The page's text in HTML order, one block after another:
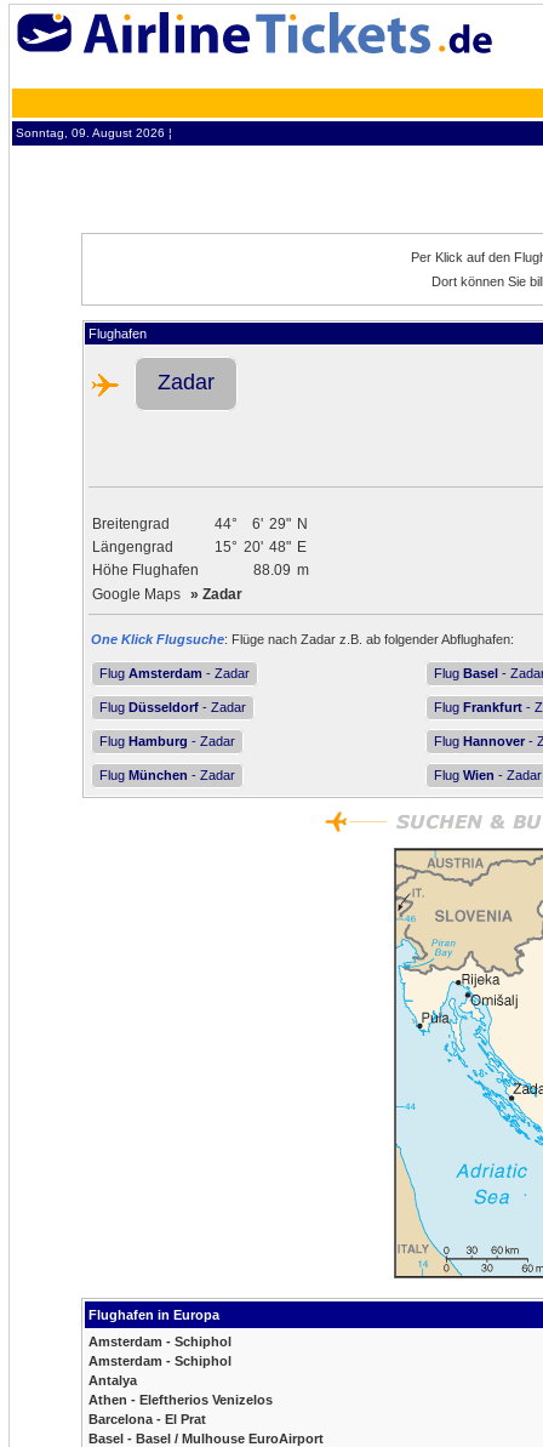
Sonntag, 09. August 2026 ¦
Per Klick auf den
Dort können Sie
Flughafen
Zadar
Breitengrad 44° 6' 29" N
Längengrad
15° 20' 48" E
Höhe Flughafen
88.09 m
Google Maps » Zadar
One Klick Flugsuche: Flüge nach Zadar z.B. ab folgender Abflughafen:
Flug Amsterdam - Zadar Flug Basel -
Flug Düsseldorf - Zadar Flug Frankfurt -
Flug Hamburg - Zadar Flug Hannover -
Flug München - Zadar Flug Wien - Zadar
Flughafen in Europa
Amsterdam - Schiphol
Amsterdam - Schiphol
Antalya
Athen - Eleftherios Venizelos
Barcelona - El Prat
Basel - Basel / Mulhouse EuroAirport